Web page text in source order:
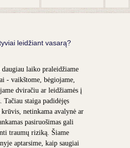
leidžiant vasarą?
daugiau laiko praleidžiame
- vaikštome, bėgiojame,
dviračiu ar leidžiamės į
Tačiau staiga padidėjęs
netinkama avalynė ar
pasiruošimas gali
traumų riziką. Šiame
aptarsime, kaip saugiai